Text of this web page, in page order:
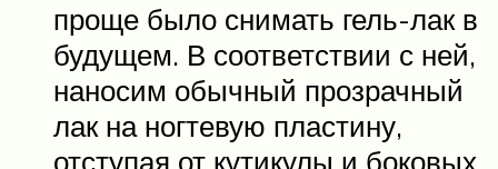
проще было снимать гель-лак в
будущем. В соответствии с ней,
наносим обычный прозрачный
лак на ногтевую пластину,
отступая от кутикулы и боковых